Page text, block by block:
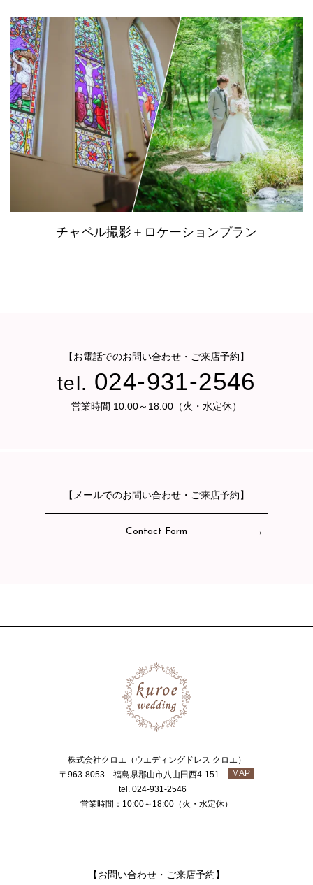
チャペル撮影＋ロケーションプラン
【お電話でのお問い合わせ・ご来店予約】
tel. 024-931-2546
営業時間 10:00～18:00（火・水定休）
【メールでのお問い合わせ・ご来店予約】
Contact Form
株式会社クロエ（ウエディングドレス クロエ）
〒963-8053 福島県郡山市八山田西4-151
MAP
tel. 024-931-2546
営業時間：10:00～18:00（火・水定休）
【お問い合わせ・ご来店予約】